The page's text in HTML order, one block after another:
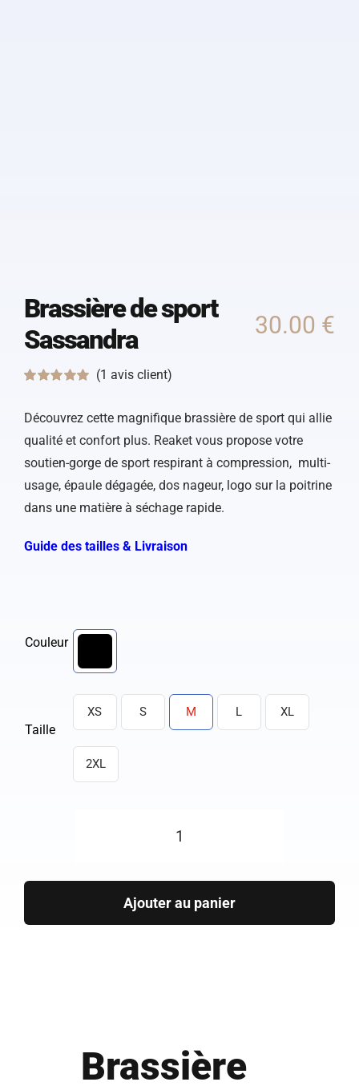
Brassière de sport
Sassandra
notation
client
(1 avis client)
30.00 €
Découvrez cette magnifique brassière de sport qui allie
qualité et confort plus. Reaket vous propose votre
soutien-gorge de sport respirant à compression, multi-
usage, épaule dégagée, dos nageur, logo sur la poitrine
dans une matière à séchage rapide.
Guide des tailles & Livraison
Couleur
Taille
XS S M L XL
2XL
Brassière
de
Ajouter au panier
Brassière